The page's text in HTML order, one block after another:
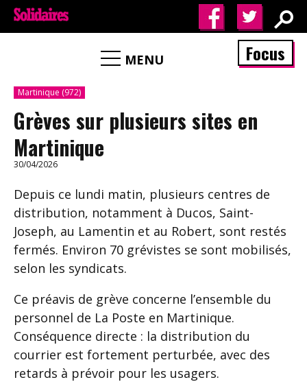
MENU Focus
Martinique (972)
Grèves sur plusieurs sites en
Martinique
30/04/2026
Depuis ce lundi matin, plusieurs centres de
distribution, notamment à Ducos, Saint-
Joseph, au Lamentin et au Robert, sont restés
fermés. Environ 70 grévistes se sont mobilisés,
selon les syndicats.
Ce préavis de grève concerne l’ensemble du
personnel de La Poste en Martinique.
Conséquence directe : la distribution du
courrier est fortement perturbée, avec des
retards à prévoir pour les usagers.